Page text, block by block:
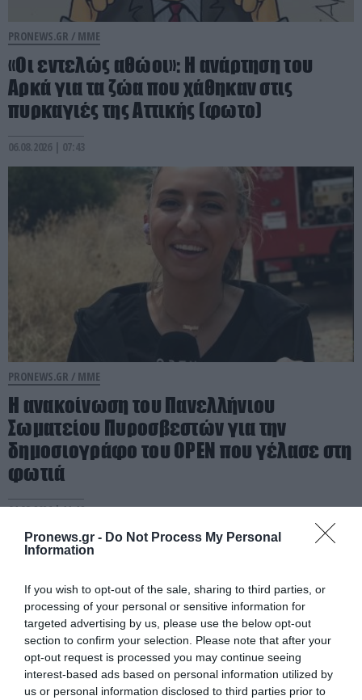
Pronews.gr - Do Not Process My Personal
Information
If you wish to opt-out of the sale, sharing to third parties, or
processing of your personal or sensitive information for
targeted advertising by us, please use the below opt-out
section to confirm your selection. Please note that after your
opt-out request is processed you may continue seeing
interest-based ads based on personal information utilized by
us or personal information disclosed to third parties prior to
PRONEWS.GR / ΜΜΕ
«Οι εντελώς αθώοι»: Η ανάρτηση του
Αρκά για τα ζώα που χάθηκαν στις
πυρκαγιές της Αττικής (φωτο)
06.08.2026 | 07:43
PRONEWS.GR / ΜΜΕ
Η ανακοίνωση του Πανελλήνιου
Σωματείου Πυροσβεστών για την
δημοσιογράφο του OPEN που γέλασε στη
φωτιά
04.08.2026 | 11:12